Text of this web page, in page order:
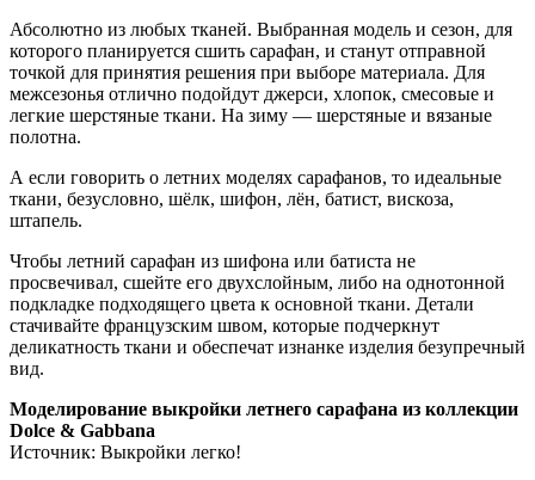
Абсолютно из любых тканей. Выбранная модель и сезон, для
которого планируется сшить сарафан, и станут отправной
точкой для принятия решения при выборе материала. Для
межсезонья отлично подойдут джерси, хлопок, смесовые и
легкие шерстяные ткани. На зиму — шерстяные и вязаные
полотна.
А если говорить о летних моделях сарафанов, то идеальные
ткани, безусловно, шёлк, шифон, лён, батист, вискоза,
штапель.
Чтобы летний сарафан из шифона или батиста не
просвечивал, сшейте его двухслойным, либо на однотонной
подкладке подходящего цвета к основной ткани. Детали
стачивайте французским швом, которые подчеркнут
деликатность ткани и обеспечат изнанке изделия безупречный
вид.
Моделирование выкройки летнего сарафана из коллекции
Dolce & Gabbana
Источник: Выкройки легко!